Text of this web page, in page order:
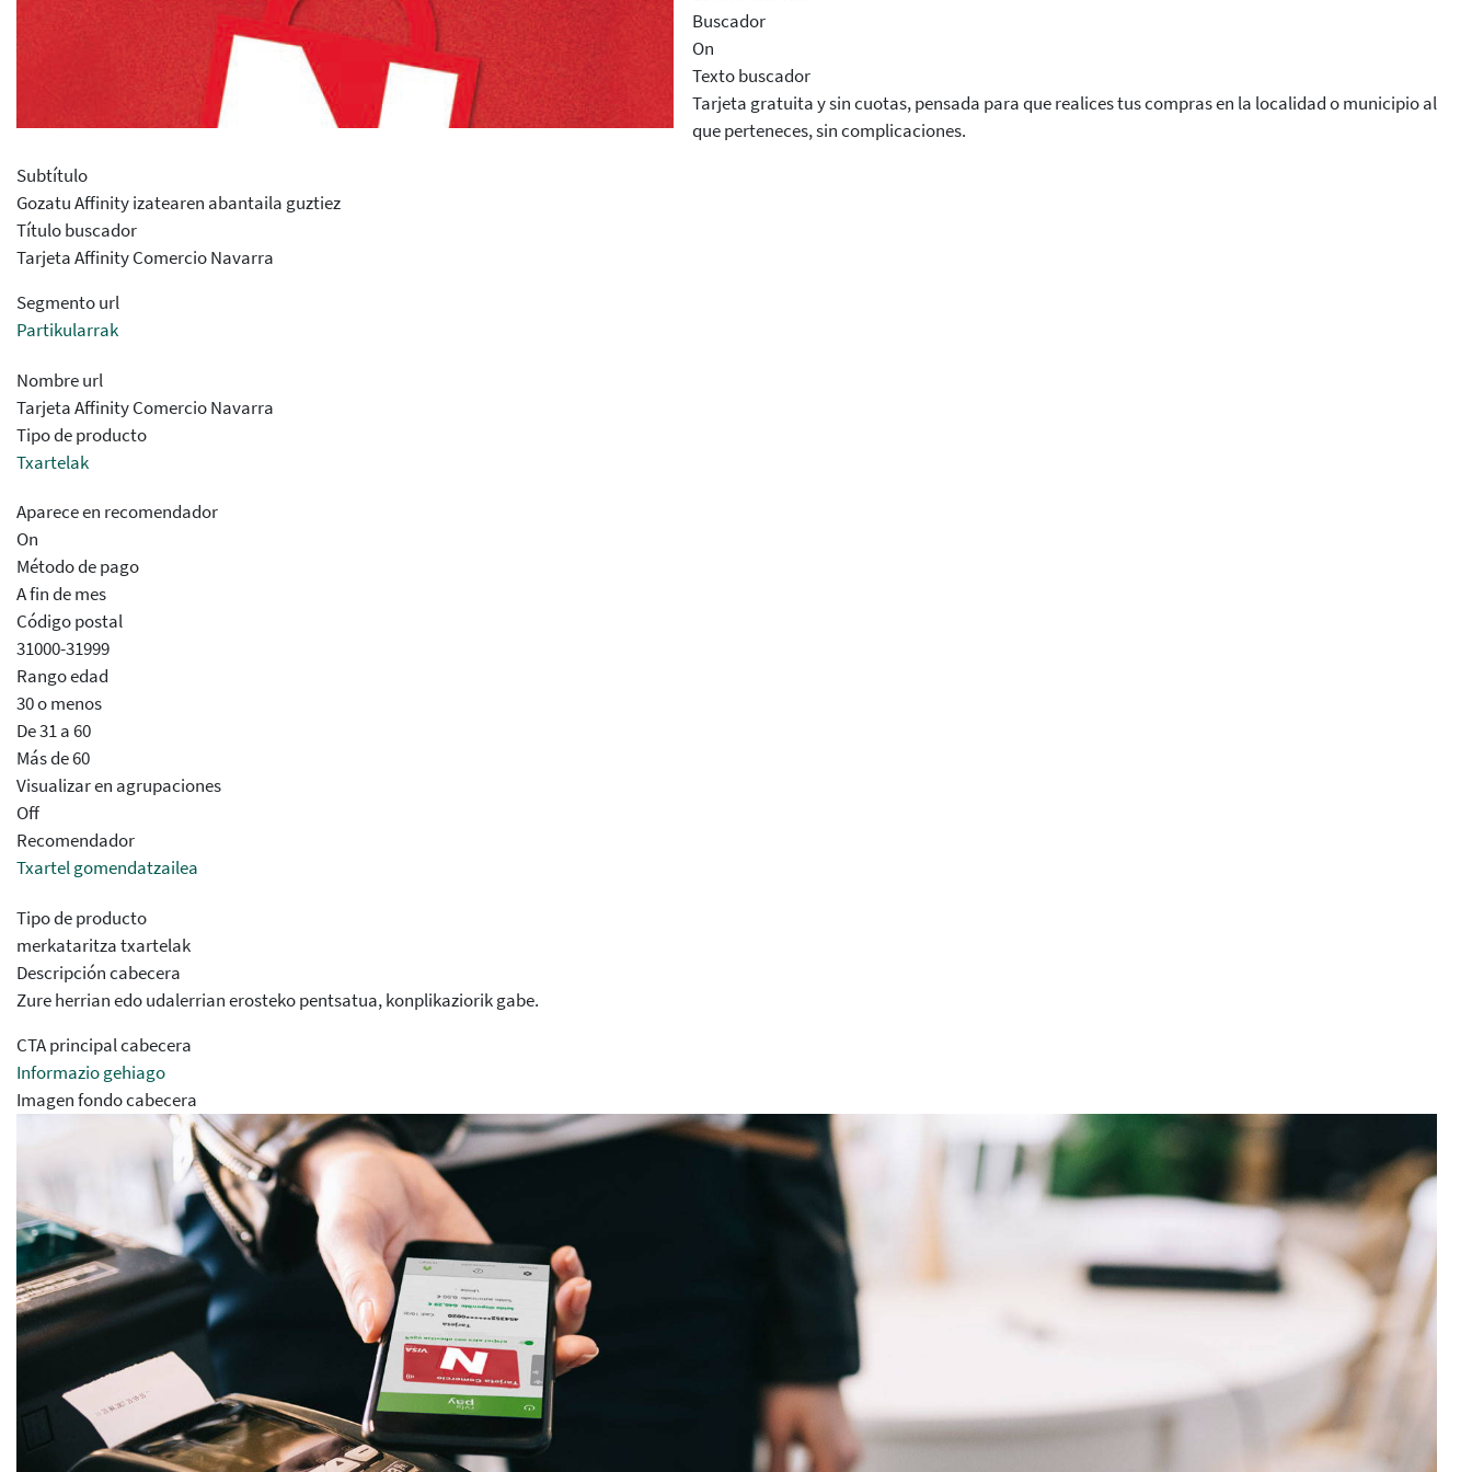
Buscador
On
Texto buscador
Tarjeta gratuita y sin cuotas, pensada para que realices tus compras en la localidad o municipio al
que perteneces, sin complicaciones.
Subtítulo
Gozatu Affinity izatearen abantaila guztiez
Título buscador
Tarjeta Affinity Comercio Navarra
Segmento url
Partikularrak
Nombre url
Tarjeta Affinity Comercio Navarra
Tipo de producto
Txartelak
Aparece en recomendador
On
Método de pago
A fin de mes
Código postal
31000-31999
Rango edad
30 o menos
De 31 a 60
Más de 60
Visualizar en agrupaciones
Off
Recomendador
Txartel gomendatzailea
Tipo de producto
merkataritza txartelak
Descripción cabecera
Zure herrian edo udalerrian erosteko pentsatua, konplikaziorik gabe.
CTA principal cabecera
Informazio gehiago
Imagen fondo cabecera